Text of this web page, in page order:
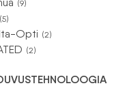
(9)
(5)
Opti (2)
(2)